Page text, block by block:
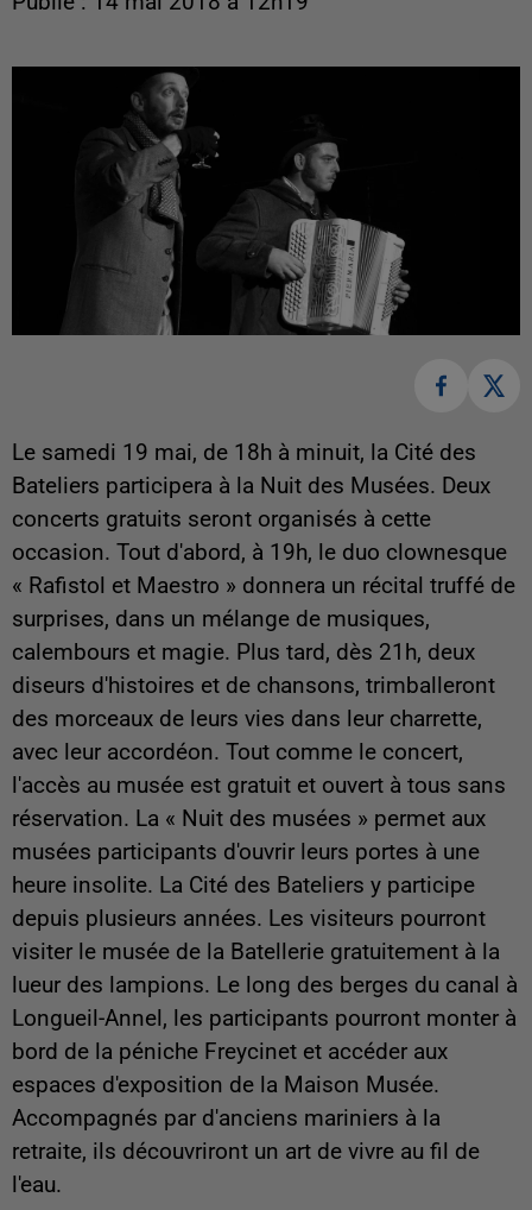
Le samedi 19 mai, de 18h à minuit, la Cité des
Bateliers participera à la Nuit des Musées. Deux
concerts gratuits seront organisés à cette
occasion. Tout d'abord, à 19h, le duo clownesque
« Rafistol et Maestro » donnera un récital truffé de
surprises, dans un mélange de musiques,
calembours et magie. Plus tard, dès 21h, deux
diseurs d'histoires et de chansons, trimballeront
des morceaux de leurs vies dans leur charrette,
avec leur accordéon. Tout comme le concert,
l'accès au musée est gratuit et ouvert à tous sans
réservation. La « Nuit des musées » permet aux
musées participants d'ouvrir leurs portes à une
heure insolite. La Cité des Bateliers y participe
depuis plusieurs années. Les visiteurs pourront
visiter le musée de la Batellerie gratuitement à la
lueur des lampions. Le long des berges du canal à
Longueil-Annel, les participants pourront monter à
bord de la péniche Freycinet et accéder aux
espaces d'exposition de la Maison Musée.
Accompagnés par d'anciens mariniers à la
retraite, ils découvriront un art de vivre au fil de
l'eau.